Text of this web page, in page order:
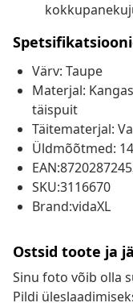
Värv: Taupe
Materjal:
täispuit
Täitematerjal:
Üldmõõtmed:
SKU:3116670
Brand:vidaXL
Ostsid toote ja
Sinu foto võib olla
Pildi